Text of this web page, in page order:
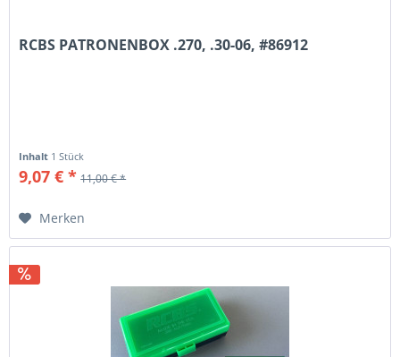
RCBS PATRONENBOX .270, .30-06, #86912
Inhalt 1 Stück
9,07 € * 11,00 € *
Merken